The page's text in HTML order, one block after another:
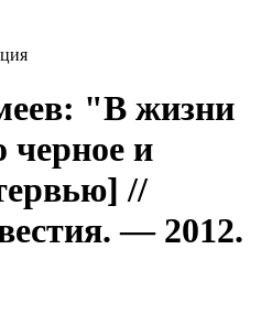
"В жизни
черное и
//
— 2012.